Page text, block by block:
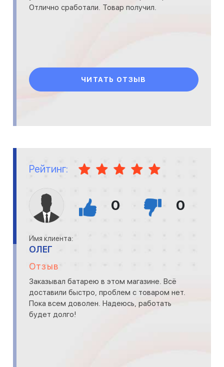
Отлично сработали. Товар получил.
ЧИТАТЬ ОТЗЫВ
Рейтинг:
0 0
Имя клиента:
ОЛЕГ
Отзыв
Заказывал батарею в этом магазине. Всё
доставили быстро, проблем с товаром нет.
Пока всем доволен. Надеюсь, работать
будет долго!